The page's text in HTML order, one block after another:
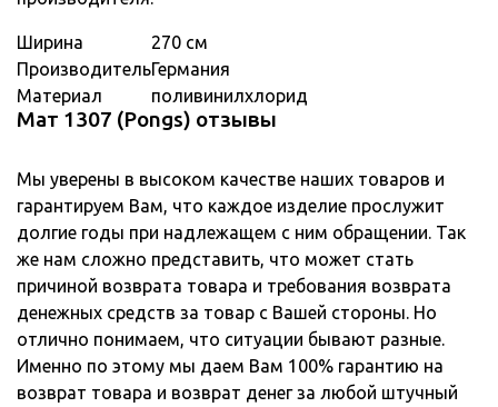
Ширина
270 см
ПроизводительГермания
Материал
поливинилхлорид
Мат 1307 (Pongs) отзывы
Мы уверены в высоком качестве наших товаров и
гарантируем Вам, что каждое изделие прослужит
долгие годы при надлежащем с ним обращении. Так
же нам сложно представить, что может стать
причиной возврата товара и требования возврата
денежных средств за товар с Вашей стороны. Но
отлично понимаем, что ситуации бывают разные.
Именно по этому мы даем Вам 100% гарантию на
возврат товара и возврат денег за любой штучный